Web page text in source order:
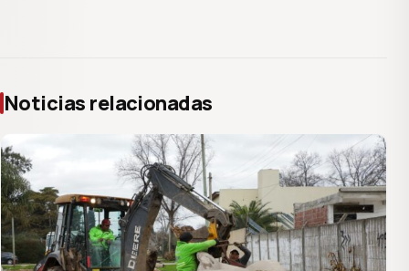
Noticias relacionadas